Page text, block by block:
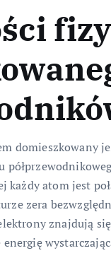
domieszkowany
atom jest
zera
znajdują